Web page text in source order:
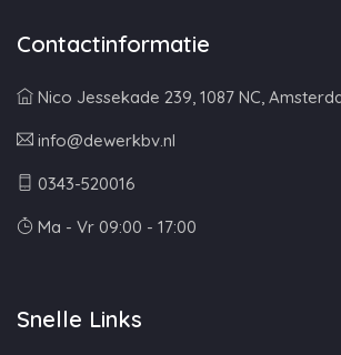
Contactinformatie
Nico Jessekade 239, 1087 NC,
info@dewerkbv.nl
0343-520016
Ma - Vr 09:00 - 17:00
Snelle Links